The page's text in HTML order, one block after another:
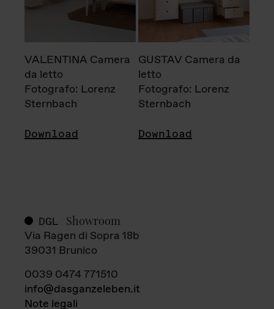
VALENTINA Camera
da letto
Fotografo: Lorenz
Sternbach
Download
GUSTAV Camera da
letto
Fotografo: Lorenz
Sternbach
Download
DGL Showroom
Via Ragen di Sopra 18b
39031 Brunico
0039 0474 771510
info@dasganzeleben.it
Note legali